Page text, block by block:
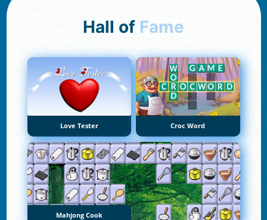
Hall of Fame
Love Tester Croc Word
Mahjong Cook